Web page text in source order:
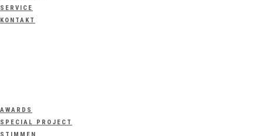
SERVICE
KONTAKT
AWARDS
SPECIAL PROJECT